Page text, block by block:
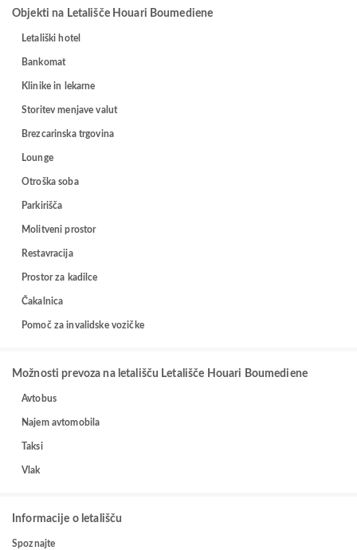
Objekti na Letališče Houari Boumediene
Letališki hotel
Bankomat
Klinike in lekarne
Storitev menjave valut
Brezcarinska trgovina
Lounge
Otroška soba
Parkirišča
Molitveni prostor
Restavracija
Prostor za kadilce
Čakalnica
Pomoč za invalidske vozičke
Možnosti prevoza na letališču Letališče Houari Boumediene
Avtobus
Najem avtomobila
Taksi
Vlak
Informacije o letališču
Spoznajte